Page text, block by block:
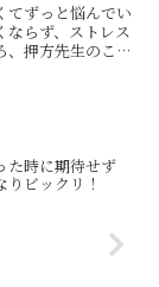
てずっと悩んでい
ならず、ストレス
、押方先生のこと
た時に期待せず
ビックリ！